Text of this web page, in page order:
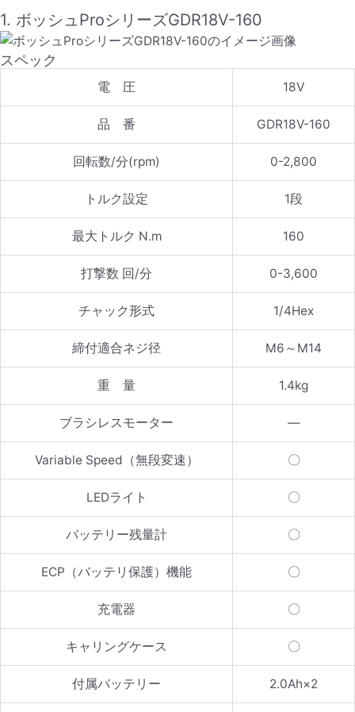
1. ボッシュProシリーズGDR18V-160
スペック
電 圧 18V
品 番 GDR18V-160
回転数/分(rpm) 0-2,800
トルク設定 1段
最大トルク N.m 160
打撃数 回/分 0-3,600
チャック形式 1/4Hex
締付適合ネジ径 M6～M14
重 量 1.4kg
ブラシレスモーター —
Variable Speed（無段変速） 〇
LEDライト 〇
バッテリー残量計 〇
ECP（バッテリ保護）機能 〇
充電器 〇
キャリングケース 〇
付属バッテリー 2.0Ah×2